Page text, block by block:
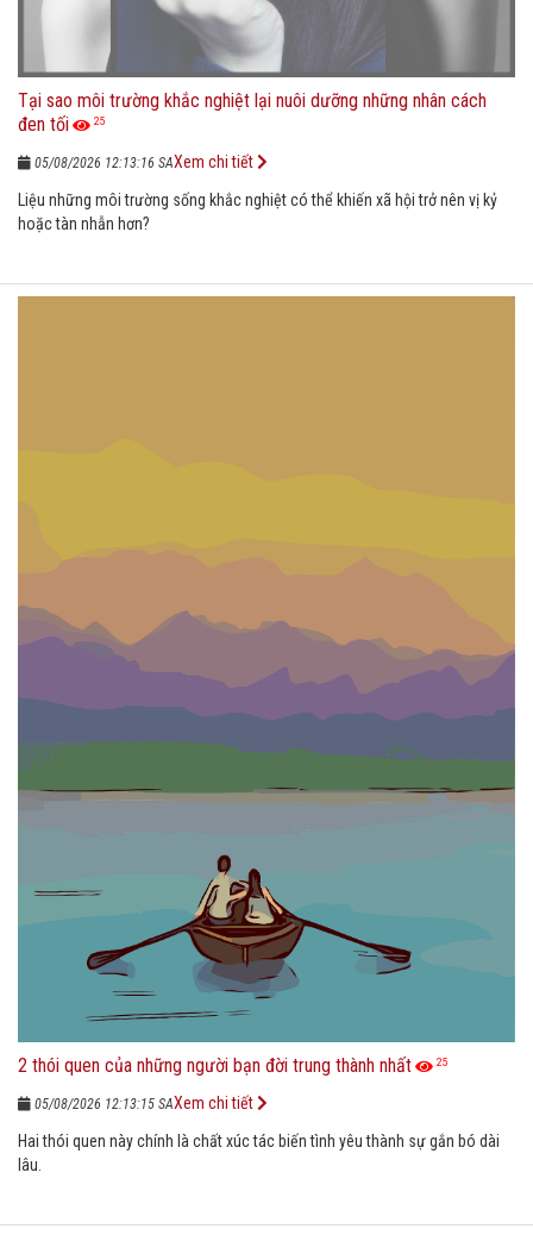
Tại sao môi trường khắc nghiệt lại nuôi dưỡng những nhân cách
đen tối
25
05/08/2026 12:13:16 SA
Liệu những môi trường sống khắc nghiệt có thể khiến xã hội trở nên vị kỷ
hoặc tàn nhẫn hơn?
Xem chi tiết
2 thói quen của những người bạn đời trung thành nhất 25
05/08/2026 12:13:15 SA
Hai thói quen này chính là chất xúc tác biến tình yêu thành sự gắn bó dài
lâu.
Xem chi tiết